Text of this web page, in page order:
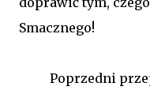
Smacznego!
Poprzedni